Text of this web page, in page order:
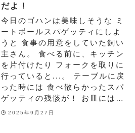
だよ！
今日のゴハンは美味しそうな ミ
ートボールスパゲッティにしよ
うと 食事の用意をしていた飼い
主さん。 食べる前に、キッチン
を片付けたり フォークを取りに
行っていると...。 テーブルに戻
った時には 食べ散らかったスパ
ゲッティの残骸が！ お皿には…
2025年9月27日